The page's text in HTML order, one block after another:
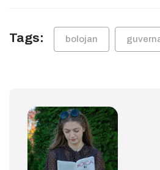
Tags: bolojan